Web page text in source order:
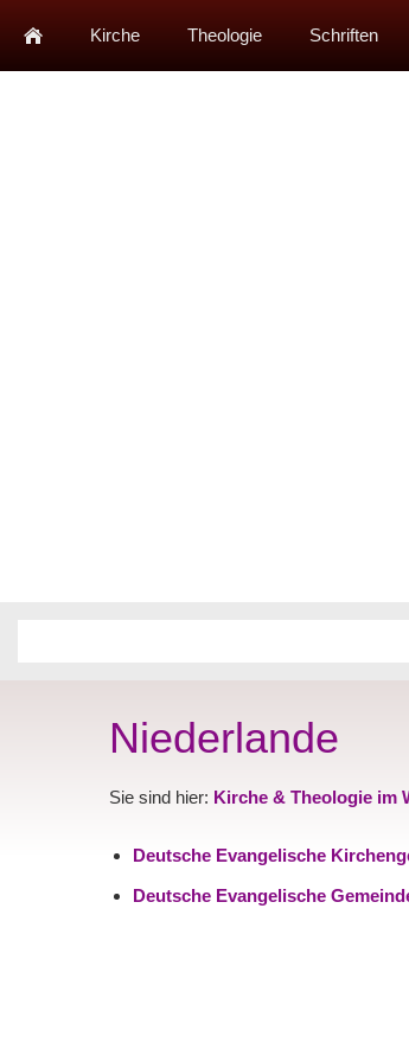
Kirche Theologie Schriften
Niederlande
Sie sind hier: Kirche & Theologie im
Deutsche Evangelische
Deutsche Evangelische